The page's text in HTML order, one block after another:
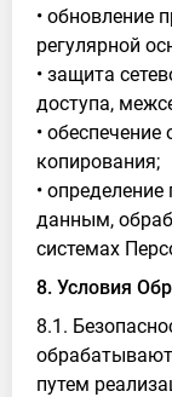
• обновление
регулярной
• защита
доступа,
• обеспечение
копирования;
•
данным,
системах
8. Условия
8.1.
путем